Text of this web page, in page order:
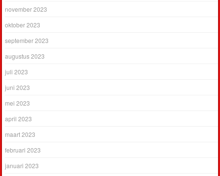
november 2023
oktober 2023
september 2023
augustus 2023
juli 2023
juni 2023
mei 2023
april 2023
maart 2023
februari 2023
januari 2023